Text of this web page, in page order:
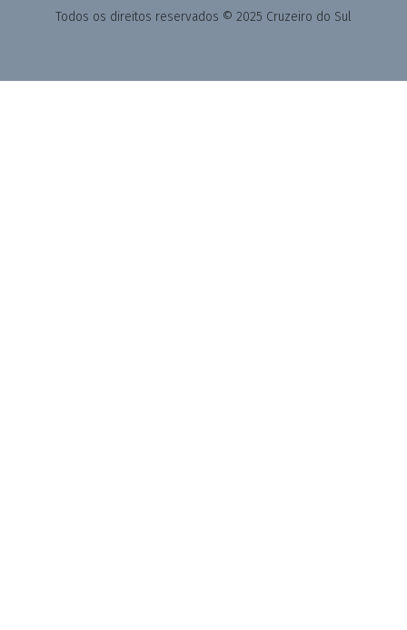
Todos os direitos reservados © 2025 Cruzeiro do Sul